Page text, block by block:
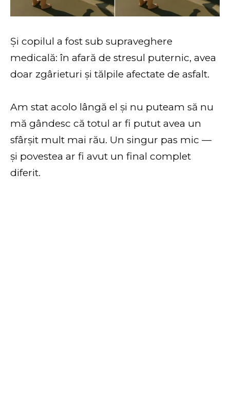
Și copilul a fost sub supraveghere
medicală: în afară de stresul puternic, avea
doar zgârieturi și tălpile afectate de asfalt.
Am stat acolo lângă el și nu puteam să nu
mă gândesc că totul ar fi putut avea un
sfârșit mult mai rău. Un singur pas mic —
și povestea ar fi avut un final complet
diferit.